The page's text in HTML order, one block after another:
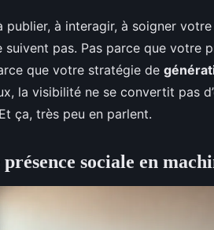
publier, à interagir, à soigner
suivent pas. Pas parce que votre
que votre stratégie de
la visibilité ne se convertit pas
ça, très peu en parlent.
sociale en